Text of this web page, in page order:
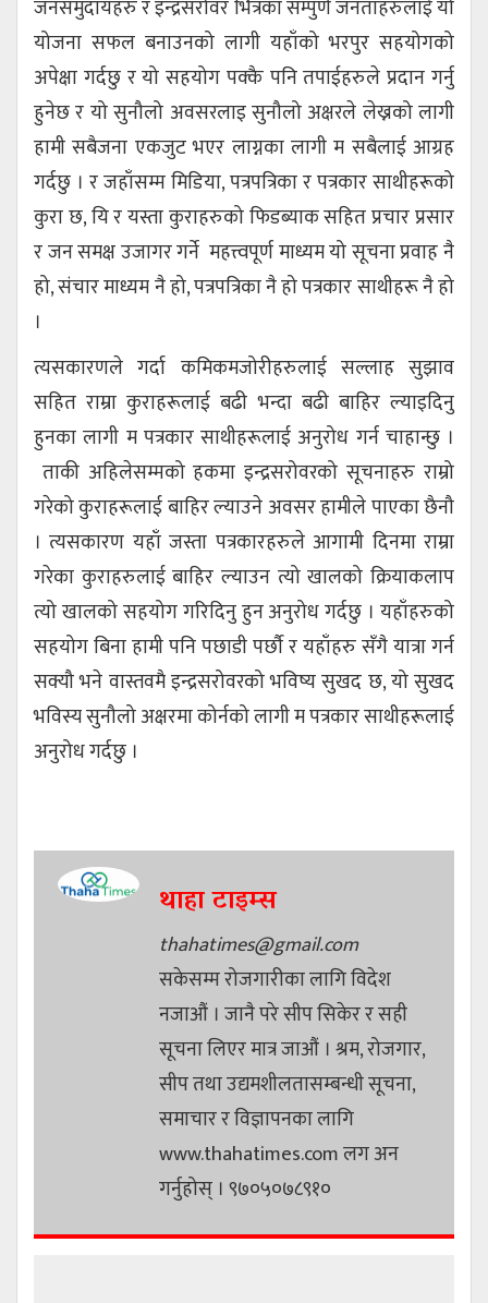
जनसमुदायहरु र इन्द्रसरोवर भित्रका सम्पुर्ण जनताहरुलाई यो
योजना सफल बनाउनको लागी यहाँको भरपुर सहयोगको
अपेक्षा गर्दछु र यो सहयोग पक्कै पनि तपाईहरुले प्रदान गर्नु
हुनेछ र यो सुनौलो अवसरलाइ सुनौलो अक्षरले लेख्नको लागी
हामी सबैजना एकजुट भएर लाग्नका लागी म सबैलाई आग्रह
गर्दछु । र जहाँसम्म मिडिया, पत्रपत्रिका र पत्रकार साथीहरूको
कुरा छ, यि र यस्ता कुराहरुको फिडब्याक सहित प्रचार प्रसार
र जन समक्ष उजागर गर्ने महत्त्वपूर्ण माध्यम यो सूचना प्रवाह नै
हो, संचार माध्यम नै हो, पत्रपत्रिका नै हो पत्रकार साथीहरू नै हो
।
त्यसकारणले गर्दा कमिकमजोरीहरुलाई सल्लाह सुझाव
सहित राम्रा कुराहरूलाई बढी भन्दा बढी बाहिर ल्याइदिनु
हुनका लागी म पत्रकार साथीहरूलाई अनुरोध गर्न चाहान्छु ।
ताकी अहिलेसम्मको हकमा इन्द्रसरोवरको सूचनाहरु राम्रो
गरेको कुराहरूलाई बाहिर ल्याउने अवसर हामीले पाएका छैनौ
। त्यसकारण यहाँ जस्ता पत्रकारहरुले आगामी दिनमा राम्रा
गरेका कुराहरुलाई बाहिर ल्याउन त्यो खालको क्रियाकलाप
त्यो खालको सहयोग गरिदिनु हुन अनुरोध गर्दछु । यहाँहरुको
सहयोग बिना हामी पनि पछाडी पर्छौ र यहाँहरु सँगै यात्रा गर्न
सक्यौ भने वास्तवमै इन्द्रसरोवरको भविष्य सुखद छ, यो सुखद
भविस्य सुनौलो अक्षरमा कोर्नको लागी म पत्रकार साथीहरूलाई
अनुरोध गर्दछु ।
थाहा टाइम्स
thahatimes@gmail.com
सकेसम्म रोजगारीका लागि विदेश
नजाऔं । जानै परे सीप सिकेर र सही
सूचना लिएर मात्र जाऔं । श्रम, रोजगार,
सीप तथा उद्यमशीलतासम्बन्धी सूचना,
समाचार र विज्ञापनका लागि
www.thahatimes.com लग अन
गर्नुहोस् । ९७०५०७८९१०